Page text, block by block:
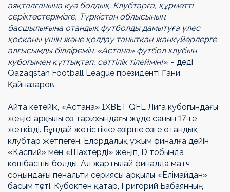
аяқталғанына куә болдық. Клубтарға, құрметті
серіктестерімізге, Түркістан облысының
басшылығына отандық футболды дамытуға үлес
қосқаны үшін және қолдау танытқан жанкүйерлерге
алғысымды білдіремін. «Астана» футбол клубын
кубогымен құттықтап, сәттілік тілеймін!», - деді
Qazaqstan Football League президенті Ғани
Қайназаров.
Айта кетейік, «Астана» 1ХВЕТ QFL Лига кубогындағы
жеңісі арқылы өз тарихындағы жүлде санын 17-ге
жеткізді. Бұндай жетістікке әзірше өзге отандық
клубтар жетпеген. Елордалық ұжым финалға дейін
«Каспий» мен «Шахтерді» жеңіп, D тобында
көшбасшы болды. Ал жартылай финалда матч
соңындағы пенальти сериясы арқылы «Елімайдан»
басым түсті. Кубокпен қатар, Григорий Бабаянның